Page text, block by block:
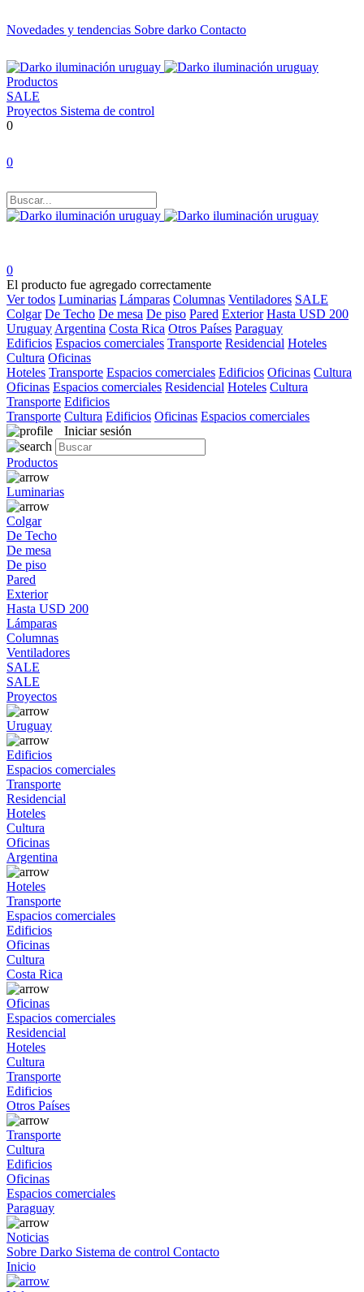
Novedades y tendencias Sobre darko Contacto
Productos
SALE
Proyectos Sistema de control
0
0
0
El producto fue agregado correctamente
Ver todos Luminarias Lámparas Columnas Ventiladores SALE
Colgar De Techo De mesa De piso Pared Exterior Hasta USD 200
Uruguay Argentina Costa Rica Otros Países Paraguay
Edificios Espacios comerciales Transporte Residencial Hoteles
Cultura Oficinas
Hoteles Transporte Espacios comerciales Edificios Oficinas Cultura
Oficinas Espacios comerciales Residencial Hoteles Cultura
Transporte Edificios
Transporte Cultura Edificios Oficinas Espacios comerciales
Iniciar sesión
Productos
Luminarias
Colgar
De Techo
De mesa
De piso
Pared
Exterior
Hasta USD 200
Lámparas
Columnas
Ventiladores
SALE
SALE
Proyectos
Uruguay
Edificios
Espacios comerciales
Transporte
Residencial
Hoteles
Cultura
Oficinas
Argentina
Hoteles
Transporte
Espacios comerciales
Edificios
Oficinas
Cultura
Costa Rica
Oficinas
Espacios comerciales
Residencial
Hoteles
Cultura
Transporte
Edificios
Otros Países
Transporte
Cultura
Edificios
Oficinas
Espacios comerciales
Paraguay
Noticias
Sobre Darko Sistema de control Contacto
Inicio